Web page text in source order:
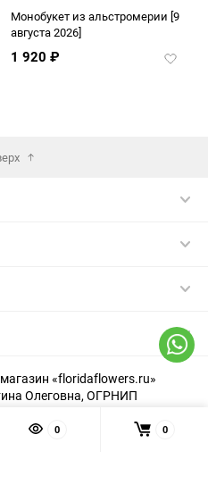
Монобукет из альстромерии [9
августа 2026]
1 920 ₽
«floridaflowers.ru»
Олеговна, ОГРНИП
персональных данных
0 0